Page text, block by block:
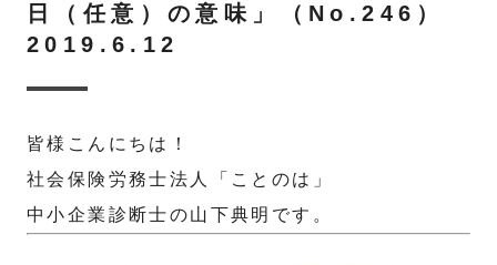
日（任意）の意味」（No.246）
2019.6.12
皆様こんにちは！
社会保険労務士法人「ことのは」
中小企業診断士の山下典明です。